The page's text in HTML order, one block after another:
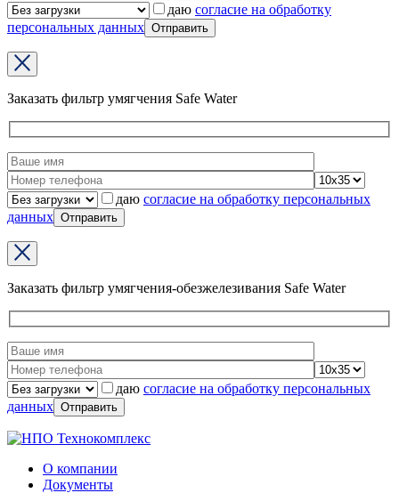
даю согласие на обработку
персональных данных
Заказать фильтр умягчения Safe Water
даю согласие на обработку персональных
данных
Заказать фильтр умягчения-обезжелезивания Safe Water
даю согласие на обработку персональных
данных
О компании
Документы